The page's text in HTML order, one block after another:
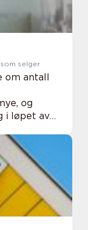
som selger
om antall
og
i løpet av
enklere å